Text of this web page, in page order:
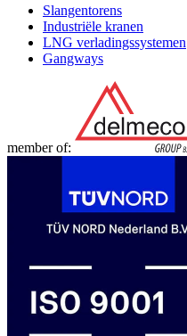
Slangentorens
Industriële kranen
LNG verladingssystemen
Gangways
member of: